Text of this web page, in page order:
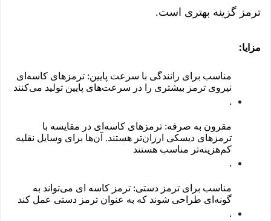
ترمز گزینه بهتری است.
مزایا:
مناسب برای رانندگی با سرعت پایین: ترمزهای کاسه‌ای
نیروی ترمز بیشتری را در سرعت‌های پایین تولید می‌کنند
.
مقرون به صرفه: ترمزهای کاسه‌ای در مقایسه با
ترمزهای دیسکی ارزان‌تر هستند. آن‌ها برای وسایل نقلیه
کم‌هزینه‌تر مناسب هستند
.
مناسب برای ترمز دستی: ترمز کاسه ای می‌تواند به
گونه‌ای طراحی شوند که به عنوان ترمز دستی عمل کند
.